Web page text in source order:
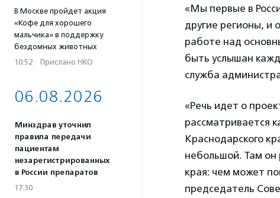
В Москве пройдет акция
«Кофе для хорошего
мальчика» в поддержку
бездомных животных
10:52 · Прислано НКО
06.08.2026
Минздрав уточнил
правила передачи
пациентам
незарегистрированных
в России препаратов
17:30
«Мы первые в
другие регионы, и
работе над
быть услышан
служба
«Речь идет о
рассматривается
Краснодарского
небольшой. Там он
края: чем может
председатель